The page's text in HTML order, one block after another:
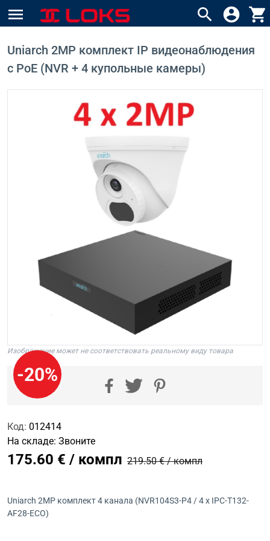
menu search account_circle shopping_cart
Uniarch 2MP комплект IP видеонаблюдения
с PoE (NVR + 4 купольные камеры)
-20%
Изображение может не соответствовать реальному виду товара
Код: 012414
На складе: Звоните
175.60 € / компл 219.50 € / компл
Uniarch 2MP комплект 4 канала (NVR104S3-P4 / 4 x IPC-T132-
AF28-ECO)